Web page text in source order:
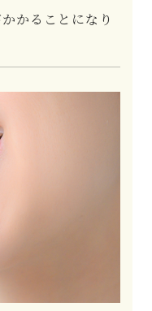
かることになり